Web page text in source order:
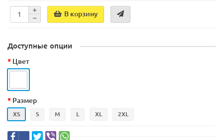
В корзину
Доступные опции
Цвет
Размер
XS S M L XL 2XL